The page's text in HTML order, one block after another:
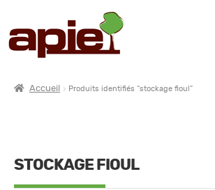
Accueil Produits identifiés “stockage fioul”
STOCKAGE FIOUL